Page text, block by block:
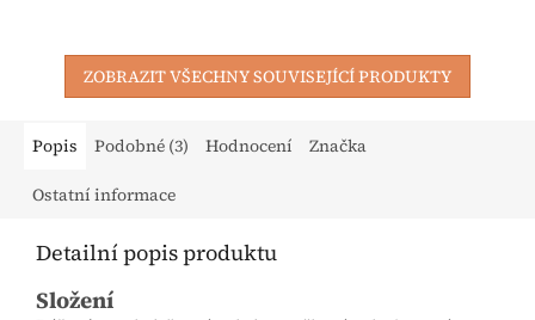
ZOBRAZIT VŠECHNY SOUVISEJÍCÍ PRODUKTY
Popis Podobné (3) Hodnocení Značka
Ostatní informace
Detailní popis produktu
Složení